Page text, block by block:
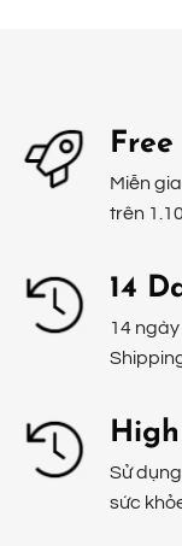
Miễn
trên
14
14
Sử
sức